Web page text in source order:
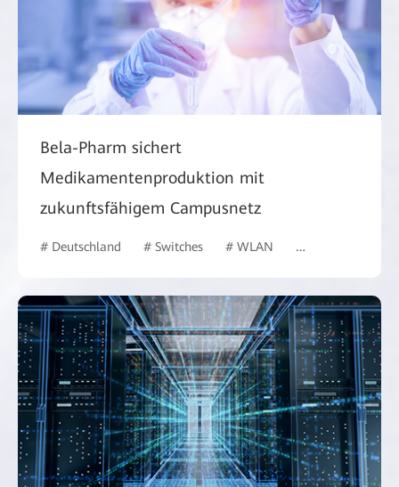
Bela-Pharm sichert
Medikamentenproduktion mit
zukunftsfähigem Campusnetz
# Deutschland # Switches # WLAN #